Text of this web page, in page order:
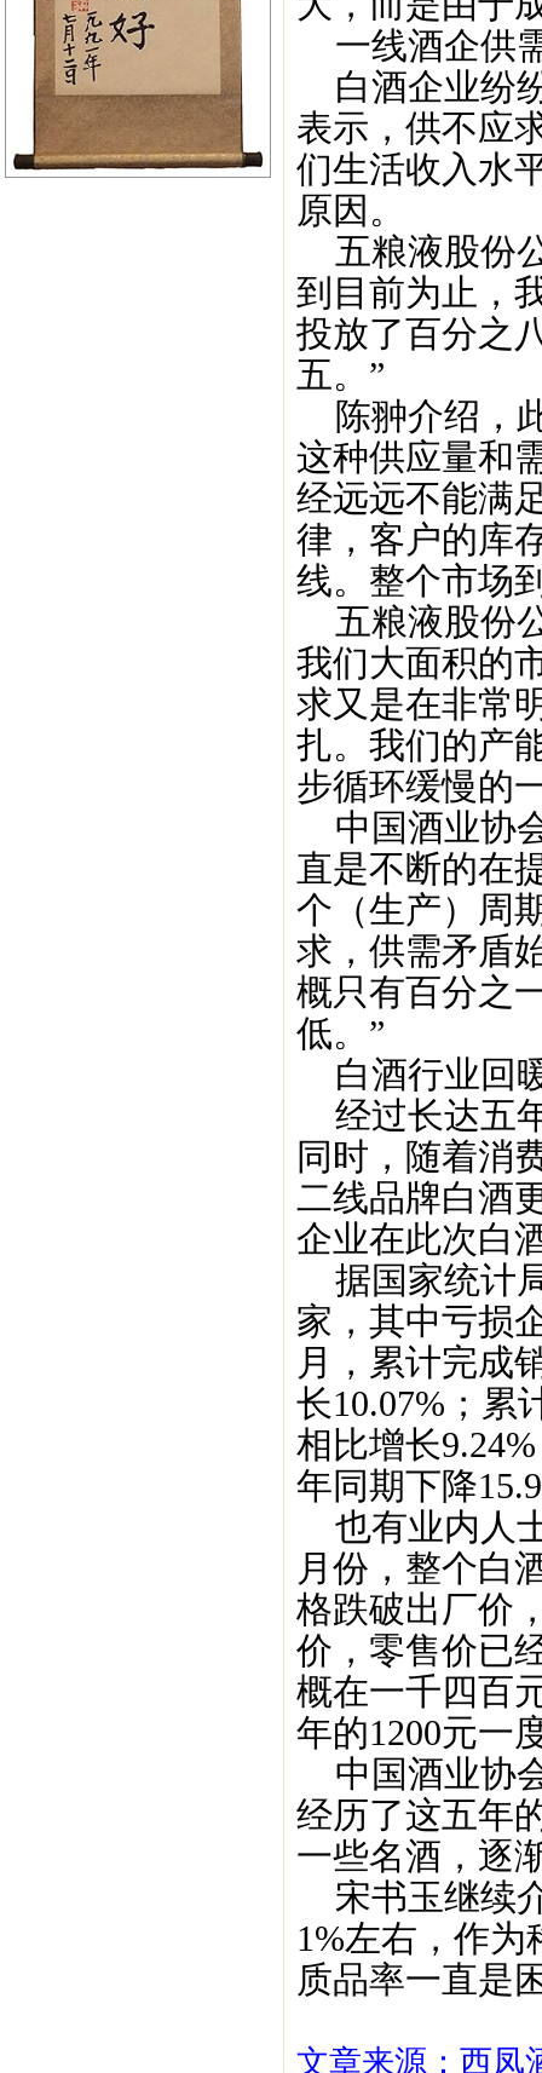
一线酒企供
白酒企业纷
表示，供不应
们生活收入水
原因。
五粮液股份
到目前为止，
投放了百分之
五。”
陈翀介绍，
这种供应量和
经远远不能满
律，客户的库
线。整个市场
五粮液股份
我们大面积的
求又是在非常
扎。我们的产
步循环缓慢的
中国酒业协
直是不断的在
个（生产）周
求，供需矛盾
概只有百分之
低。”
白酒行业回
经过长达五
同时，随着消
二线品牌白酒
企业在此次白
据国家统计
家，其中亏损
月，累计完成
长10.07%；累
相比增长
年同期下降
也有业内人
月份，整个白
格跌破出厂价
价，零售价已
概在一千四百
年的1200元一
中国酒业协
经历了这五年
一些名酒，逐
宋书玉继续
1%左右，作
质品率一直是
文章来源：西凤